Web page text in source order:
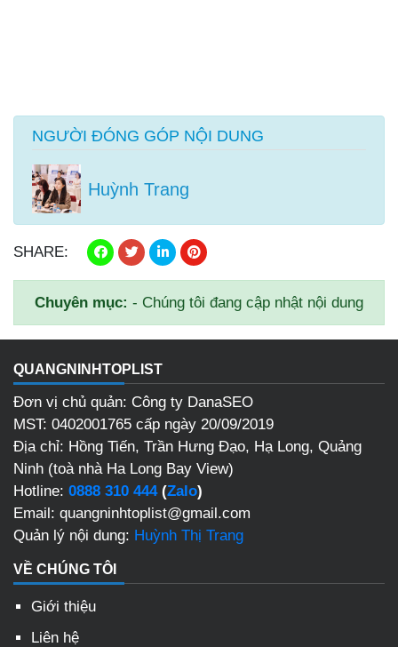
NGƯỜI ĐÓNG GÓP NỘI DUNG
Huỳnh Trang
SHARE:
Chuyên mục: - Chúng tôi đang cập nhật nội dung
QUANGNINHTOPLIST
Đơn vị chủ quản: Công ty DanaSEO
MST: 0402001765 cấp ngày 20/09/2019
Địa chỉ: Hồng Tiến, Trần Hưng Đạo, Hạ Long, Quảng
Ninh (toà nhà Ha Long Bay View)
Hotline: 0888 310 444(Zalo)
Email: quangninhtoplist@gmail.com
Quản lý nội dung: Huỳnh Thị Trang
VỀ CHÚNG TÔI
Giới thiệu
Liên hệ